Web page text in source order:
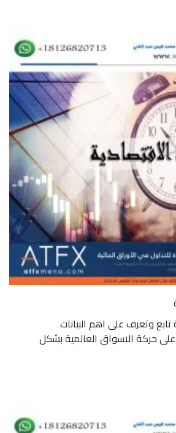
تابع وتعرف على اهم البيانات
على حركة الاسواق العالمية بشكل